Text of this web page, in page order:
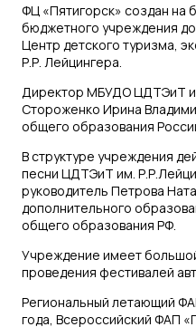
ФЦ «Пятигорск» создан на
бюджетного учреждения
Центр детского туризма,
Р.Р. Лейцингера.
Директор МБУДО ЦДТЭиТ
Стороженко Ирина
общего образования
В структуре учреждения
песни ЦДТЭиТ им.
руководитель Петрова
дополнительного
общего образования РФ.
Учреждение имеет
проведения фестивалей
Региональный летающий
года, Всероссийский ФАП